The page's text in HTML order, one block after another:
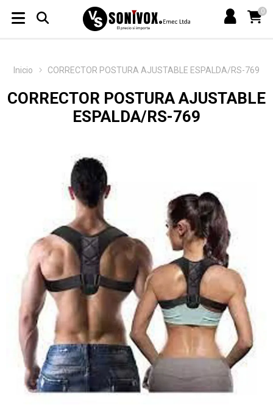
0
Inicio CORRECTOR POSTURA AJUSTABLE ESPALDA/RS-769
CORRECTOR POSTURA AJUSTABLE
ESPALDA/RS-769